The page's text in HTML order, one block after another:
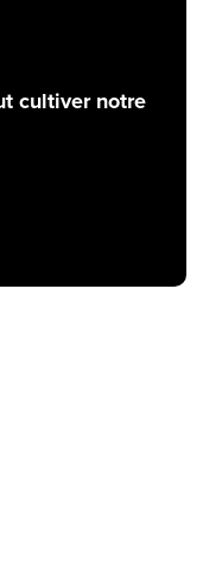
cultiver notre